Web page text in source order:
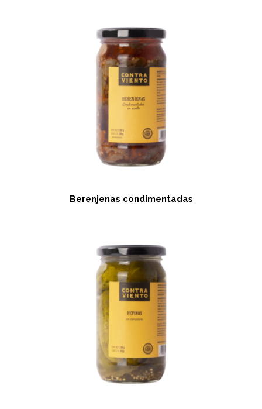
Berenjenas condimentadas